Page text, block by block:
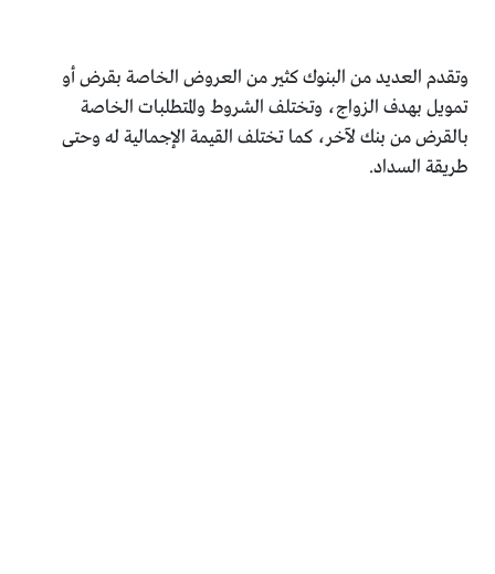
وتقدم العديد من البنوك كثير من العروض الخاصة بقرض أو
تمويل بهدف الزواج، وتختلف الشروط والمتطلبات الخاصة
بالقرض من بنك لآخر، كما تختلف القيمة الإجمالية له وحتى
طريقة السداد.